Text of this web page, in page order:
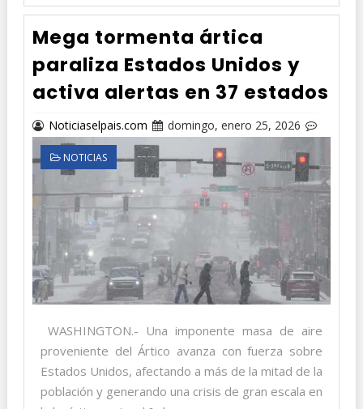
Mega tormenta ártica
paraliza Estados Unidos y
activa alertas en 37 estados
Noticiaselpais.com domingo, enero 25, 2026
NOTICIAS
WASHINGTON.- Una imponente masa de aire
proveniente del Ártico avanza con fuerza sobre
Estados Unidos, afectando a más de la mitad de la
población y generando una crisis de gran escala en